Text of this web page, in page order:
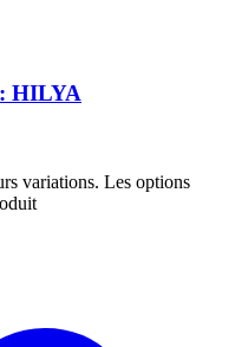
HILYA
variations. Les options